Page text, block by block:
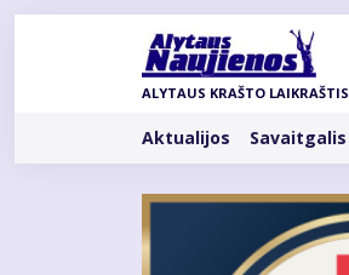
Pereiti
ALYTAUS KRAŠTO LAIKRAŠTIS
Rubrikos
Aktualijos Savaitgalis